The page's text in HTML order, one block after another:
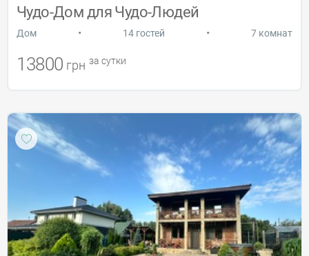
Чудо-Дом для Чудо-Людей
Дом • 14 гостей • 7 комнат
13800 грн за сутки